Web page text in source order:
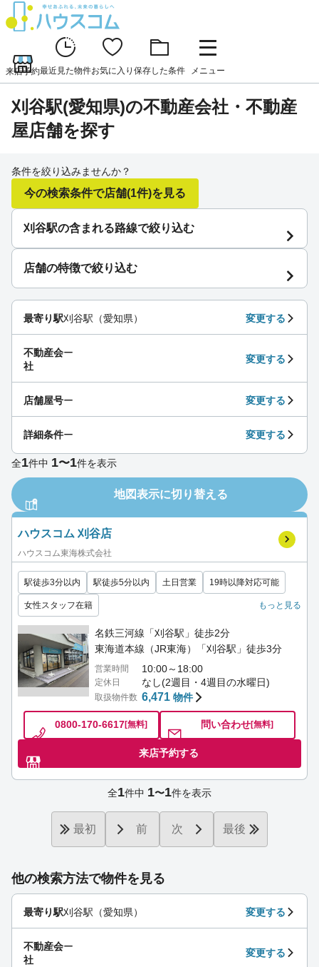
来店予約最近見た物件お気に入り 保存した条件 メニュー
刈谷駅(愛知県)の不動産会社・不動産
屋店舗を探す
条件を絞り込みませんか？
今の検索条件で店舗(1件)を見る
刈谷駅の含まれる路線で絞り込む
店舗の特徴で絞り込む
ハウスコム 刈谷店
ハウスコム東海株式会社
駅徒歩3分以内 駅徒歩5分以内 土日営業 19時以降対応可能
女性スタッフ在籍 もっと見る
名鉄三河線「刈谷駅」徒歩2分
東海道本線（JR東海）「刈谷駅」徒歩3分
営業時間 10:00～18:00
定休日 なし(2週目・4週目の水曜日)
取扱物件数 6,471 物件
0800-170-6617[無料] 問い合わせ[無料]
来店予約する
最寄り駅刈谷駅（愛知県） 変更する
不動産会
社
ー
変更する
店舗屋号ー 変更する
詳細条件ー 変更する
全1件中 1〜1件を表示
地図表示に切り替える
全1件中 1〜1件を表示
最初 前 次 最後
他の検索方法で物件を見る
最寄り駅刈谷駅（愛知県） 変更する
不動産会
社
ー
変更する